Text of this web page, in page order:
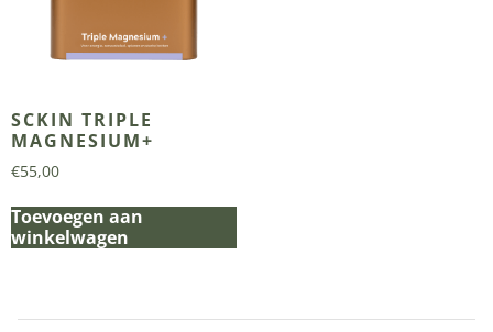
SCKIN TRIPLE
MAGNESIUM+
€55,00
Toevoegen aan
winkelwagen